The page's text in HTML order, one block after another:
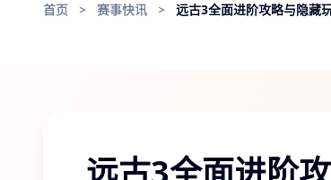
首页 > 赛事快讯 > 远古3全面进阶攻略与隐藏